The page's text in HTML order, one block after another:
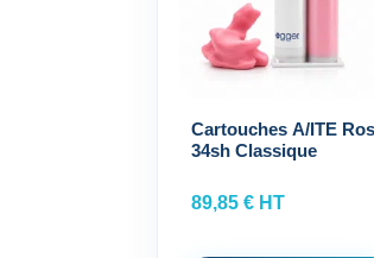
Cartouches A/ITE
34sh Classique
89,85 € HT